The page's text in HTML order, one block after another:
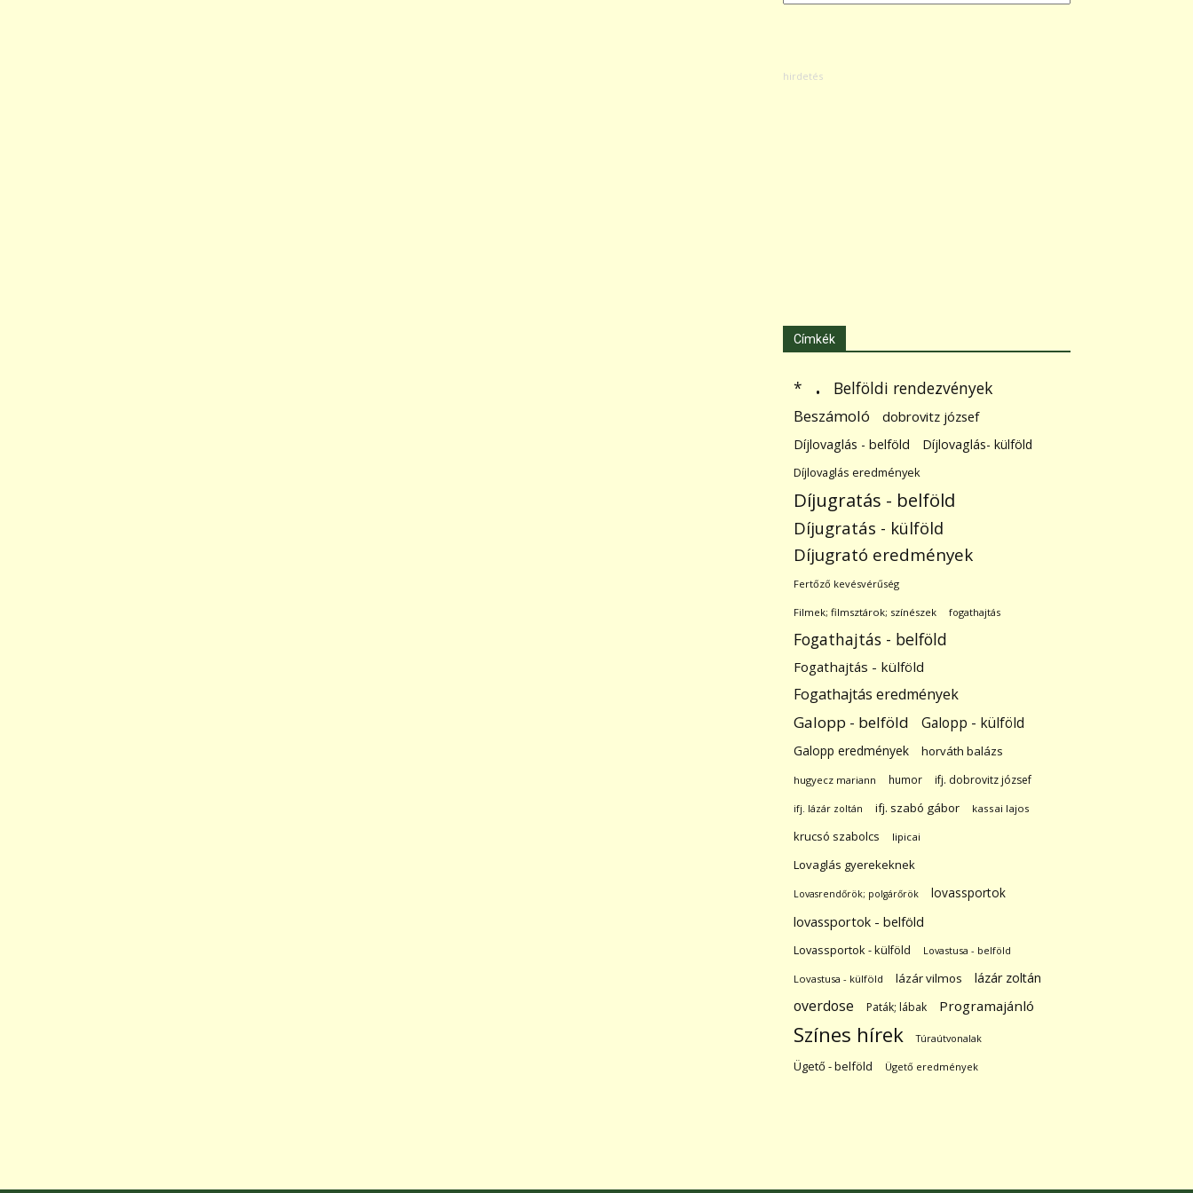
Címkék
* . Belföldi rendezvények
Beszámoló dobrovitz józsef
Díjlovaglás - belföld Díjlovaglás- külföld
Díjlovaglás eredmények
Díjugratás - belföld
Díjugratás - külföld
Díjugrató eredmények
Fertőző kevésvérűség
Filmek; filmsztárok; színészek fogathajtás
Fogathajtás - belföld
Fogathajtás - külföld
Fogathajtás eredmények
Galopp - belföld Galopp - külföld
Galopp eredmények horváth balázs
hugyecz mariann humor ifj. dobrovitz józsef
ifj. lázár zoltán ifj. szabó gábor kassai lajos
krucsó szabolcs lipicai
Lovaglás gyerekeknek
Lovasrendőrök; polgárőrök
lovassportok
lovassportok - belföld
Lovassportok - külföld Lovastusa - belföld
Lovastusa - külföld lázár vilmos lázár zoltán
overdose Paták; lábak Programajánló
Színes hírek Túraútvonalak
Ügető - belföld Ügető eredmények